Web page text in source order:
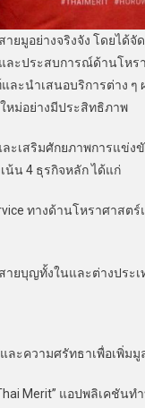
ย่างจริงจัง โดยได้จัด
ละประสบการณ์ด้านโห
นำเสนอบริการต่าง ๆ
หม่อย่างมีประสิทธิภาพ
สริมศักยภาพการแข่งขั
น้น 4 ธุรกิจหลัก ได้แก่
ทางด้านโหราศาสต
ยบุญทั้งในและต่างประเ
ความศรัทธาเพื่อเพิ่มมู
Merit” แอปพลิเคชัน